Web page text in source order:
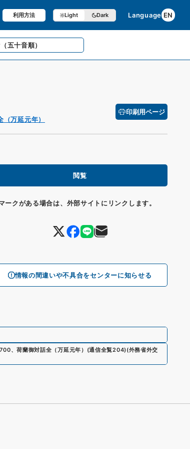
利用方法 Light Dark Language EN
（五十音順）
万延元年）
印刷用ページ
閲覧
ークがある場合は、外部サイトにリンクします。
情報の間違いや不具合をセンターに知らせる
、荷蘭御対話全（万延元年） (通信全覧204)(外務省外交